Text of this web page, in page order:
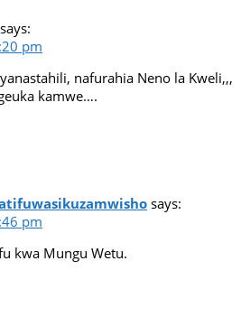
says:
pm
nafurahia Neno la Kweli,,,
kamwe….
says:
pm
kwa Mungu Wetu.